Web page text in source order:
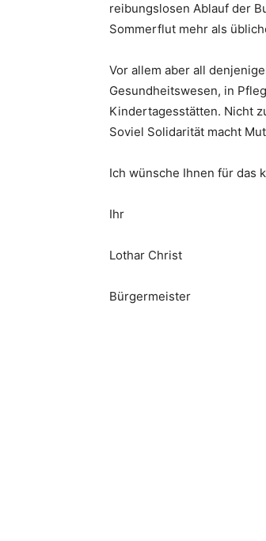
reibungslosen Ablauf der
Sommerflut mehr als
Vor allem aber all
Gesundheitswesen, in
Kindertagesstätten. Nicht
Soviel Solidarität macht
Ich wünsche Ihnen für das
Ihr
Lothar Christ
Bürgermeister